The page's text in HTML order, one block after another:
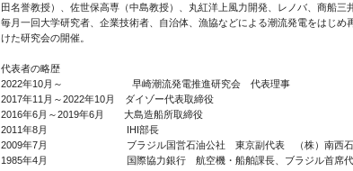
田名誉教授）、佐世保高専（中島教授）、丸紅洋上風力開発、レノバ、商船三
毎月一回大学研究者、企業技術者、自治体、漁協などによる潮流発電をはじめ
けた研究会の開催。
代表者の略歴
2022年10月～ 早崎潮流発電推進研究会 代表理事
2017年11月～2022年10月 ダイゾー代表取締役
2016年6月～2019年6月 大島造船所取締役
2011年8月 IHI部長
2009年7月 ブラジル国営石油公社 東京副代表 （株）南西石
1985年4月 国際協力銀行 航空機・船舶課長、ブラジル首席代